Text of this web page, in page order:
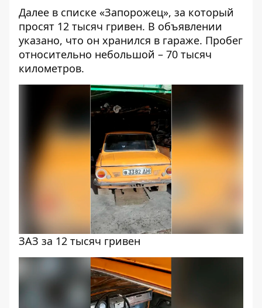
Далее в списке «Запорожец», за который
просят 12 тысяч гривен. В объявлении
указано, что он хранился в гараже. Пробег
относительно небольшой – 70 тысяч
километров.
ЗАЗ за 12 тысяч гривен